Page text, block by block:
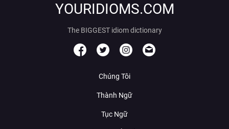
YOURIDIOMS.COM
The BIGGEST idiom dictionary
Chúng Tôi
Thành Ngữ
Tục Ngữ